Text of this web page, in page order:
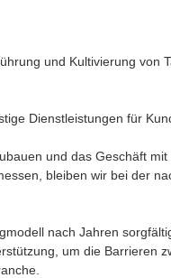
und Kultivierung
Dienstleistungen für
und das Geschäft
bleiben wir bei der
nach Jahren
um die Barrieren